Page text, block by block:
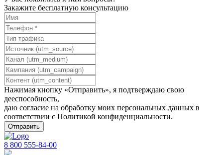
Закажите бесплатную консультацию
Нажимая кнопку «Отправить», я подтверждаю свою
дееспособность,
даю согласие на обработку моих персональных данных в
соответствии с Политикой конфиденциальности.
8 800 555-84-00